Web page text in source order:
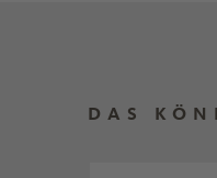
DAS